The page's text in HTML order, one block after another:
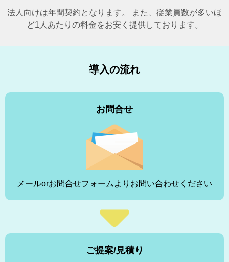
法人向けは年間契約となります。 また、従業員数が多いほ
ど1人あたりの料金をお安く提供しております。
導入の流れ
お問合せ
メールorお問合せフォームよりお問い合わせください
ご提案/見積り